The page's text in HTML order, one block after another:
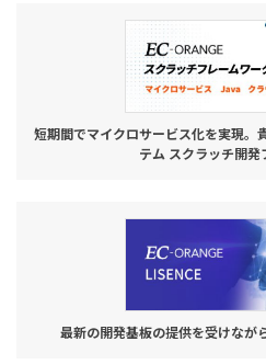
短期間でマイクロサービス化を実現。
テム スクラッチ開発
最新の開発基板の提供を受けなが